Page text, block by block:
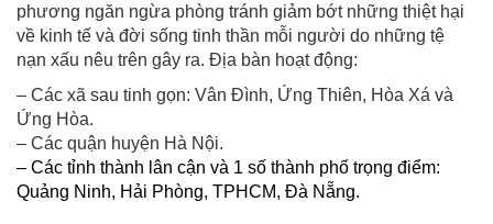
phương ngăn ngừa phòng tránh giảm bớt những thiệt hại
về kinh tế và đời sống tinh thần mỗi người do những tệ
nạn xấu nêu trên gây ra. Địa bàn hoạt động:
– Các xã sau tinh gọn: Vân Đình, Ứng Thiên, Hòa Xá và
Ứng Hòa.
– Các quận huyện Hà Nội.
– Các tỉnh thành lân cận và 1 số thành phố trọng điểm:
Quảng Ninh, Hải Phòng, TPHCM, Đà Nẵng.